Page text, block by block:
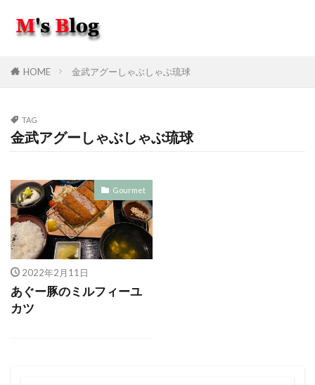
HOME 金武アグーしゃぶしゃぶ琉球
TAG
金武アグーしゃぶしゃぶ琉球
Gourmet
2022年2月11日
あぐー豚のミルフィーユ
カツ